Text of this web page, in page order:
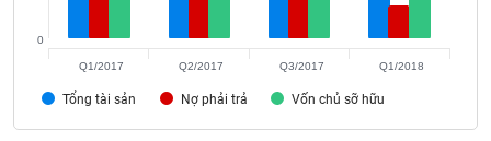
Tổng tài sản Nợ phải trả Vốn chủ sỡ hữu
0
Q1/2017 Q2/2017 Q3/2017 Q1/2018
Sách
chính